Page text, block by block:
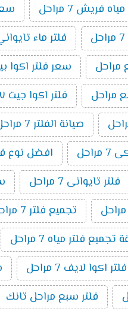
فريش 7 مراحل
فلتر ماء
مراحل سعر فلتر اكوا بيور 7
مراحل فلتر اكوا جيت ٧ مراحل
صيانة الفلتر 7 مراحل
افضل نوع فلتر
فلتر تايوانى 7 مراحل
تجميع فلتر 7 مراحل
فلتر مياه 7 مراحل
فلتر اكوا لايف 7 مراحل
فلتر سبع مراحل تانك